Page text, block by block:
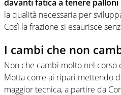
davanti fatica a tenere palloni
la qualità necessaria per
Così la frazione si esaurisce
I cambi che non
Non che cambi molto nel corso
Motta corre ai ripari mettendo
maggior tecnica, a partire da